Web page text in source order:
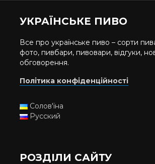
УКРАЇНСЬКЕ ПИВО
Все про українське пиво – сорти
фото, пивбари, пивовари, відгуки,
обговорення.
Політика конфіденційності
Солов'їна
Русский
РОЗДІЛИ САЙТУ